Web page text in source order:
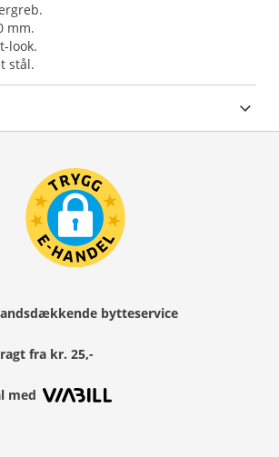
mm.
look.
stål.
bytteservice
fra kr. 25,-
med